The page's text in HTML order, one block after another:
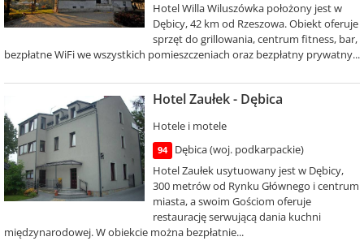
Hotel Willa Wiluszówka położony jest w
Dębicy, 42 km od Rzeszowa. Obiekt oferuje
sprzęt do grillowania, centrum fitness, bar,
bezpłatne WiFi we wszystkich pomieszczeniach oraz bezpłatny prywatny...
Hotel Zaułek - Dębica
Hotele i motele
94
Dębica (woj. podkarpackie)
Hotel Zaułek usytuowany jest w Dębicy,
300 metrów od Rynku Głównego i centrum
miasta, a swoim Gościom oferuje
restaurację serwującą dania kuchni
międzynarodowej. W obiekcie można bezpłatnie...